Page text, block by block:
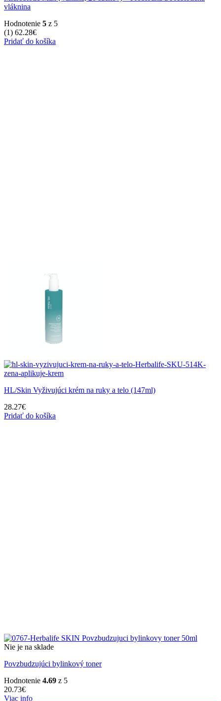
vláknina
Hodnotenie 5 z 5
(1) 62.28€
Pridať do košíka
HL/Skin Vyživujúci krém na ruky a telo (147ml)
28.27€
Pridať do košíka
Nie je na sklade
Povzbudzujúci bylinkový toner
Hodnotenie 4.69 z 5
20.73€
Viac info